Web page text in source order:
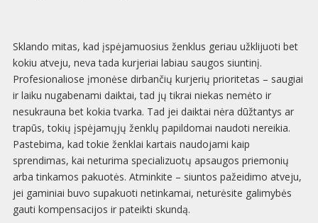
Sklando mitas, kad įspėjamuosius ženklus geriau užklijuoti bet
kokiu atveju, neva tada kurjeriai labiau saugos siuntinį.
Profesionaliose įmonėse dirbančių kurjerių prioritetas – saugiai
ir laiku nugabenami daiktai, tad jų tikrai niekas nemėto ir
nesukrauna bet kokia tvarka. Tad jei daiktai nėra dūžtantys ar
trapūs, tokių įspėjamųjų ženklų papildomai naudoti nereikia.
Pastebima, kad tokie ženklai kartais naudojami kaip
sprendimas, kai neturima specializuotų apsaugos priemonių
arba tinkamos pakuotės. Atminkite – siuntos pažeidimo atveju,
jei gaminiai buvo supakuoti netinkamai, neturėsite galimybės
gauti kompensacijos ir pateikti skundą.